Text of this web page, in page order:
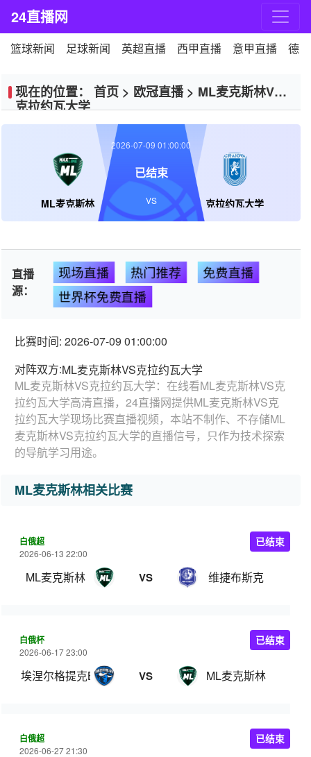
24直播网
篮球新闻 足球新闻 英超直播 西甲直播 意甲直播 德
现在的位置： 首页 > 欧冠直播> ML麦克斯林VS
克拉约瓦大学
ML麦克斯林 克拉约瓦大学
2026-07-09 01:00:00
已结束
VS
直播
源：
现场直播 热门推荐
免费直播
世界杯免费直播
比赛时间: 2026-07-09 01:00:00
对阵双方:ML麦克斯林VS克拉约瓦大学
ML麦克斯林VS克拉约瓦大学：在线看ML麦克斯林VS克
拉约瓦大学高清直播，24直播网提供ML麦克斯林VS克
拉约瓦大学现场比赛直播视频，本站不制作、不存储ML
麦克斯林VS克拉约瓦大学的直播信号，只作为技术探索
的导航学习用途。
ML麦克斯林相关比赛
白俄超
2026-06-13 22:00
ML麦克斯林 VS 维捷布斯克
已结束
白俄杯
2026-06-17 23:00
埃涅尔格提克BGU VS ML麦克斯林
已结束
白俄超
2026-06-27 21:30
已结束